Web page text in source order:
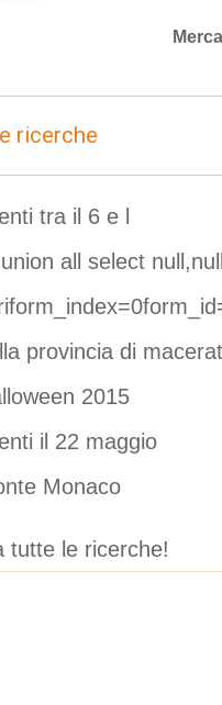
ricerche
tra il 6 e l
all select
provincia di
2015
il 22 maggio
Monaco
tutte le ricerche!